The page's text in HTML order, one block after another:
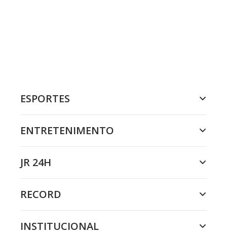
ESPORTES
ENTRETENIMENTO
JR 24H
RECORD
INSTITUCIONAL